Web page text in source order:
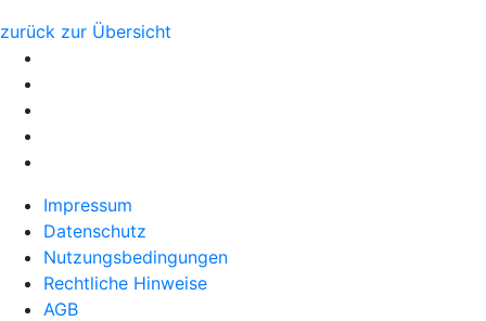
zurück zur Übersicht
Impressum
Datenschutz
Nutzungsbedingungen
Rechtliche Hinweise
AGB